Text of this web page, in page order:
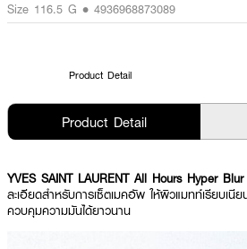
Size 116.5 G • 4936968873089
Product Detail
Product Detail
YVES SAINT LAURENT All Hours Hyper
ละเอียดสำหรับการเซ็ตเมคอัพ ให้ผิวแมทท์เรียบเนี
ควบคุมความมันได้ยาวนาน